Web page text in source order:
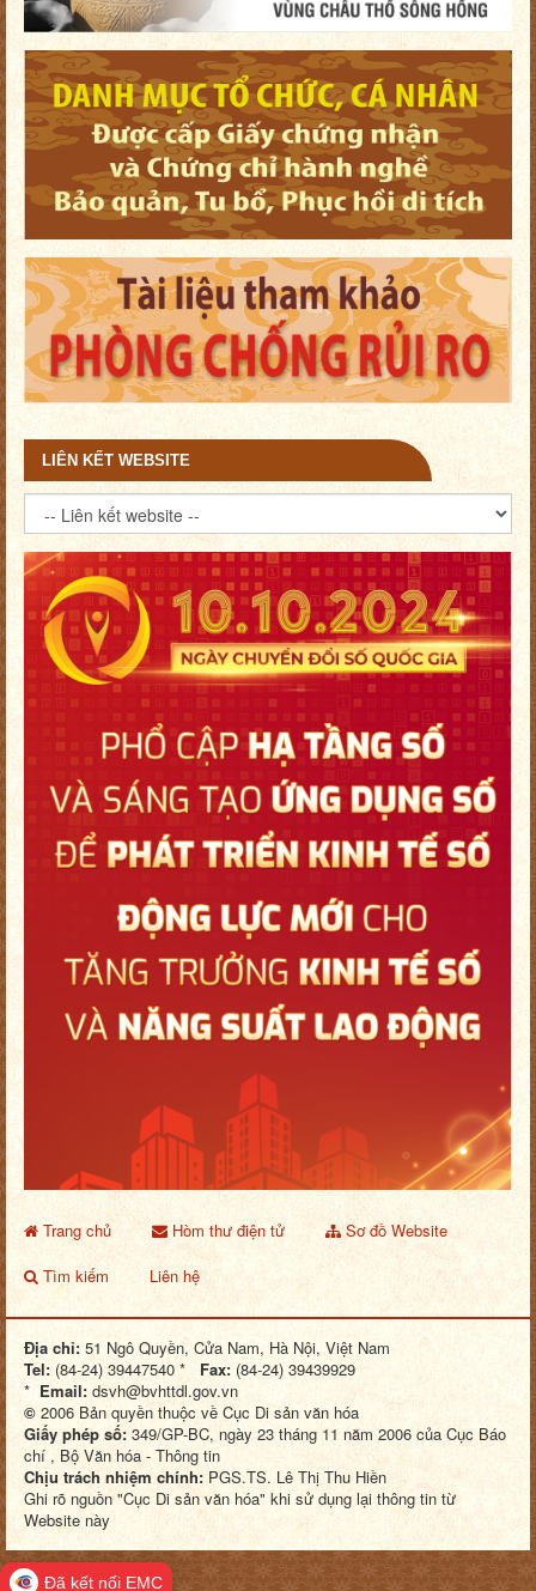
LIÊN KẾT WEBSITE
Trang chủ Hòm thư điện tử
Sơ đồ Website
Tìm kiếm
Liên hệ
Địa chỉ: 51 Ngô Quyền, Cửa Nam, Hà Nội, Việt Nam
Tel: (84-24) 39447540 * Fax: (84-24) 39439929
* Email: dsvh@bvhttdl.gov.vn
© 2006 Bản quyền thuộc về Cục Di sản văn hóa
Giấy phép số:349/GP-BC, ngày 23 tháng 11 năm 2006 của Cục Báo
chí , Bộ Văn hóa - Thông tin
Chịu trách nhiệm chính: PGS.TS. Lê Thị Thu Hiền
Ghi rõ nguồn "Cục Di sản văn hóa" khi sử dụng lại thông tin từ
Website này
Đã kết nối EMC